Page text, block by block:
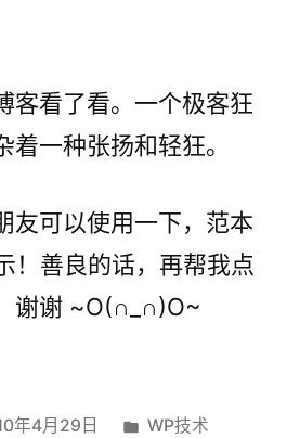
客看了看。一个极客狂
着一种张扬和轻狂。
友可以使用一下，范本
！善良的话，再帮我点
谢谢 ~O(∩_∩)O~
年4月29日
发
WP技术